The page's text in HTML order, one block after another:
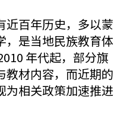
近百年历史，多以蒙
，是当地民族教育体
年代起，部分旗
教材内容，而近期的
为相关政策加速推进